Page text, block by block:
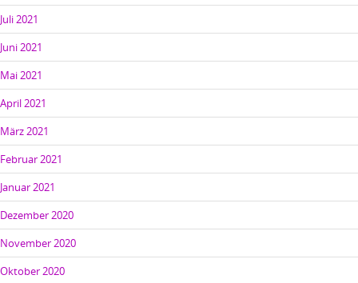
Juli 2021
Juni 2021
Mai 2021
April 2021
März 2021
Februar 2021
Januar 2021
Dezember 2020
November 2020
Oktober 2020